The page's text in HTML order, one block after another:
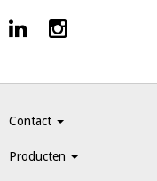
Contact
Producten